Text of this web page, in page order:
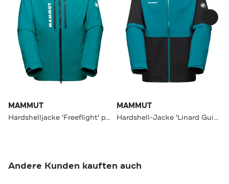
MAMMUT
Hardshelljacke 'Freeflight' petrol
MAMMUT
Hardshell-Jacke 'Linard Guide' mehrfarbig
Andere Kunden kauften auch